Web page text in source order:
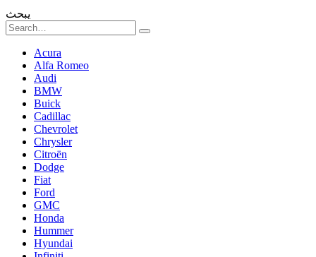
يبحث
Search
for:
Acura
Alfa Romeo
Audi
BMW
Buick
Cadillac
Chevrolet
Chrysler
Citroën
Dodge
Fiat
Ford
GMC
Honda
Hummer
Hyundai